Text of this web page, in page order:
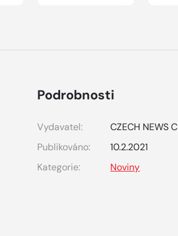
Podrobnosti
Vydavatel:
CZECH NEWS
Publikováno:
10.2.2021
Kategorie:
Noviny